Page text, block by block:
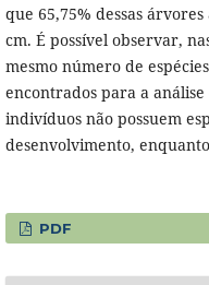
que 65,75% dessas
cm. É possível observar,
mesmo número de
encontrados para a
indivíduos não possuem
desenvolvimento,
PDF